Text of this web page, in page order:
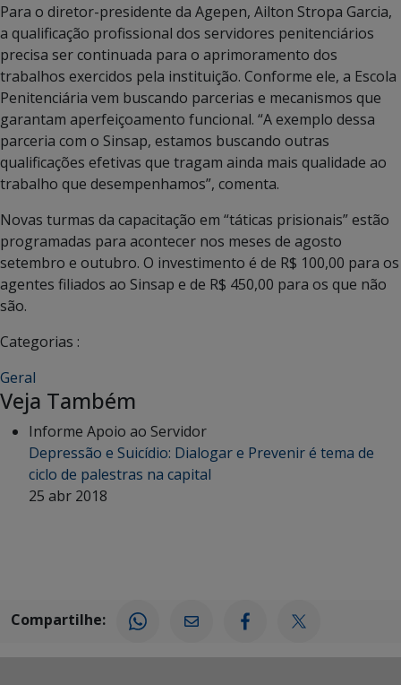
Para o diretor-presidente da Agepen, Ailton Stropa Garcia,
a qualificação profissional dos servidores penitenciários
precisa ser continuada para o aprimoramento dos
trabalhos exercidos pela instituição. Conforme ele, a Escola
Penitenciária vem buscando parcerias e mecanismos que
garantam aperfeiçoamento funcional. “A exemplo dessa
parceria com o Sinsap, estamos buscando outras
qualificações efetivas que tragam ainda mais qualidade ao
trabalho que desempenhamos”, comenta.
Novas turmas da capacitação em “táticas prisionais” estão
programadas para acontecer nos meses de agosto
setembro e outubro. O investimento é de R$ 100,00 para os
agentes filiados ao Sinsap e de R$ 450,00 para os que não
são.
Categorias :
Geral
Veja Também
Informe Apoio ao Servidor
Depressão e Suicídio: Dialogar e Prevenir é tema de
ciclo de palestras na capital
25 abr 2018
Compartilhe: